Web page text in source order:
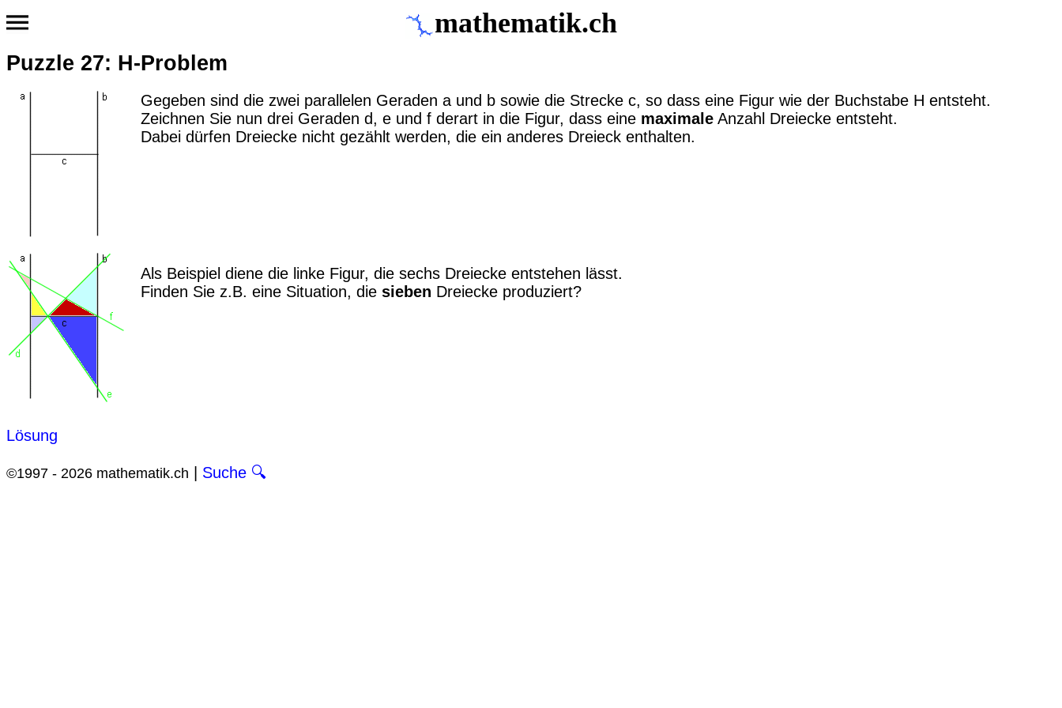
mathematik.ch
Puzzle 27: H-Problem
Gegeben sind die zwei parallelen Geraden a und b sowie die Strecke c, so dass eine Figur wie der Buchstabe H entsteht.
Zeichnen Sie nun drei Geraden d, e und f derart in die Figur, dass eine maximale Anzahl Dreiecke entsteht.
Dabei dürfen Dreiecke nicht gezählt werden, die ein anderes Dreieck enthalten.
Als Beispiel diene die linke Figur, die sechs Dreiecke entstehen lässt.
Finden Sie z.B. eine Situation, die sieben Dreiecke produziert?
Lösung
©1997 - 2026 mathematik.ch Suche 🔍